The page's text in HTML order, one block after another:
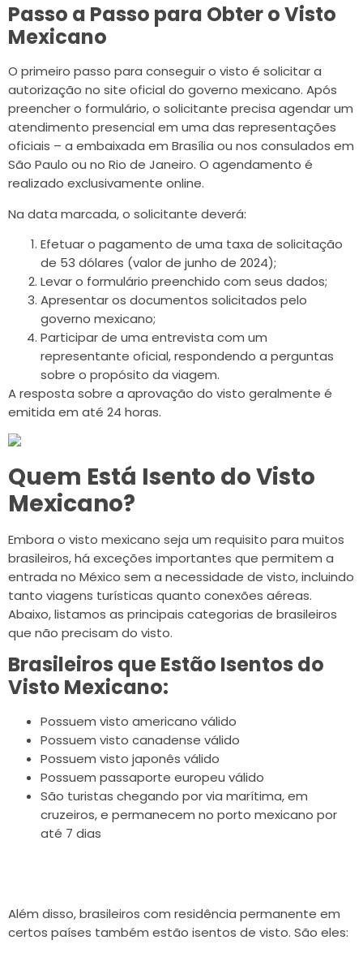
Passo a Passo para Obter o Visto
Mexicano
O primeiro passo para conseguir o visto é solicitar a
autorização no site oficial do governo mexicano. Após
preencher o formulário, o solicitante precisa agendar um
atendimento presencial em uma das representações
oficiais – a embaixada em Brasília ou nos consulados em
São Paulo ou no Rio de Janeiro. O agendamento é
realizado exclusivamente online.
Na data marcada, o solicitante deverá:
Efetuar o pagamento de uma taxa de solicitação
de 53 dólares (valor de junho de 2024);
Levar o formulário preenchido com seus dados;
Apresentar os documentos solicitados pelo
governo mexicano;
Participar de uma entrevista com um
representante oficial, respondendo a perguntas
sobre o propósito da viagem.
A resposta sobre a aprovação do visto geralmente é
emitida em até 24 horas.
Quem Está Isento do Visto
Mexicano?
Embora o visto mexicano seja um requisito para muitos
brasileiros, há exceções importantes que permitem a
entrada no México sem a necessidade de visto, incluindo
tanto viagens turísticas quanto conexões aéreas.
Abaixo, listamos as principais categorias de brasileiros
que não precisam do visto.
Brasileiros que Estão Isentos do
Visto Mexicano:
Possuem visto americano válido
Possuem visto canadense válido
Possuem visto japonês válido
Possuem passaporte europeu válido
São turistas chegando por via marítima, em
cruzeiros, e permanecem no porto mexicano por
até 7 dias
Além disso, brasileiros com residência permanente em
certos países também estão isentos de visto. São eles: